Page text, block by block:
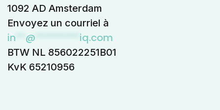
1092 AD Amsterdam
Envoyez un courriel à
in @ iq.com
BTW NL 856022251B01
KvK 65210956